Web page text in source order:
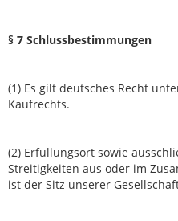
§ 7 Schlussbestimmungen
(1) Es gilt deutsches Recht
Kaufrechts.
(2) Erfüllungsort sowie
Streitigkeiten aus oder im
ist der Sitz unserer